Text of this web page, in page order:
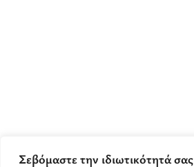
Σεβόμαστε την ιδιωτικότητά σας